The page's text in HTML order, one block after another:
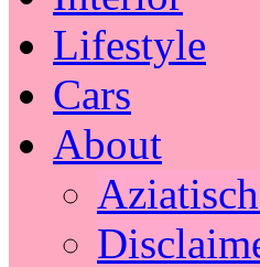
Lifestyle
Cars
About